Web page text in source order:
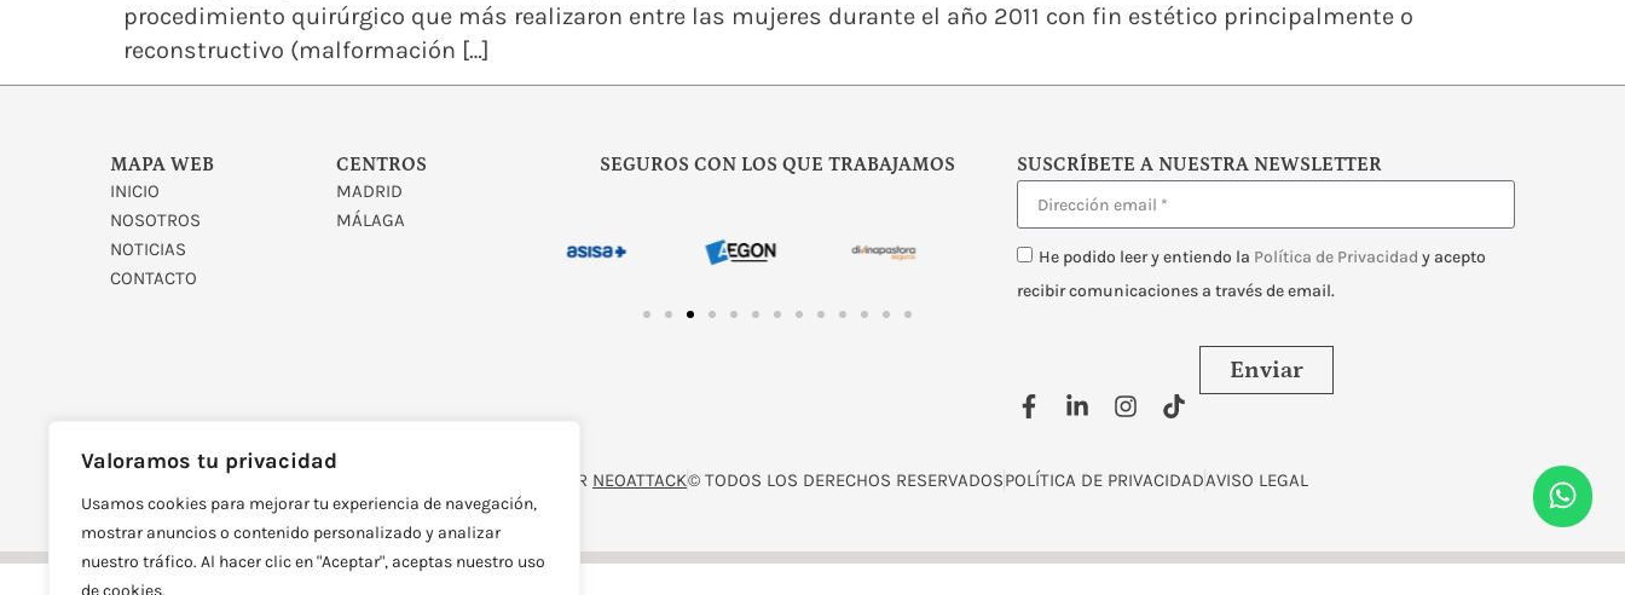
Valoramos tu privacidad
Usamos cookies para mejorar tu experiencia de navegación,
mostrar anuncios o contenido personalizado y analizar
nuestro tráfico. Al hacer clic en "Aceptar", aceptas nuestro uso
de cookies.
procedimiento quirúrgico que más realizaron entre las mujeres durante el año 2011 con fin estético principalmente o
reconstructivo (malformación […]
MAPA WEB
INICIO
NOSOTROS
NOTICIAS
CONTACTO
CENTROS
MADRID
MÁLAGA
SEGUROS CON LOS QUE TRABAJAMOS SUSCRÍBETE A NUESTRA NEWSLETTER
He podido leer y entiendo la Política de Privacidad y acepto
recibir comunicaciones a través de email.
Enviar
DISEÑADO Y DESARROLLADO POR NEOATTACK© TODOS LOS DERECHOS RESERVADOSPOLÍTICA DE PRIVACIDADAVISO LEGAL